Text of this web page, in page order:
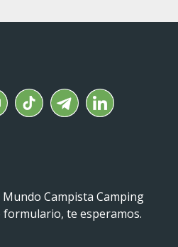
Campista Camping
te esperamos.